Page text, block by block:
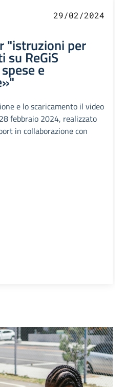
29/02/2024
"istruzioni per
su ReGiS
e
e lo scaricamento il video
febbraio 2024, realizzato
in collaborazione con